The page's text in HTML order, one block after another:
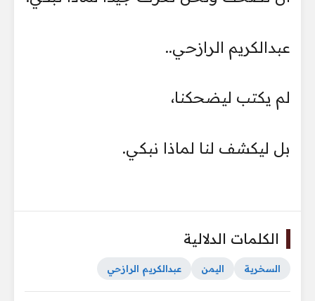
عبدالكريم الرازحي..
لم يكتب ليضحكنا،
بل ليكشف لنا لماذا نبكي.
الكلمات الدلالية
السخرية اليمن عبدالكريم الرازحي